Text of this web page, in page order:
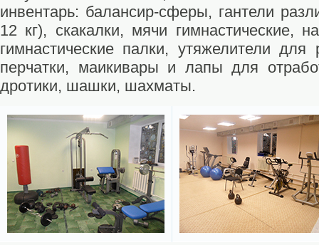
инвентарь: балансир-сферы, гантели
12 кг), скакалки, мячи гимнастические,
гимнастические палки, утяжелители для
перчатки, маикивары и лапы для
дротики, шашки, шахматы.